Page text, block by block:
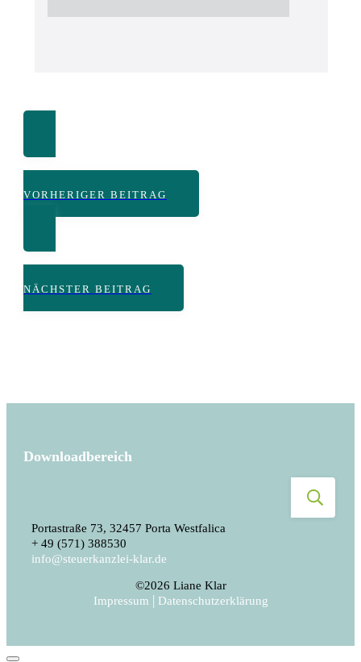
VORHERIGER BEITRAG
NÄCHSTER BEITRAG
Downloadbereich
Portastraße 73, 32457 Porta Westfalica
+ 49 (571) 388530
info@steuerkanzlei-klar.de
©2026 Liane Klar
Impressum | Datenschutzerklärung